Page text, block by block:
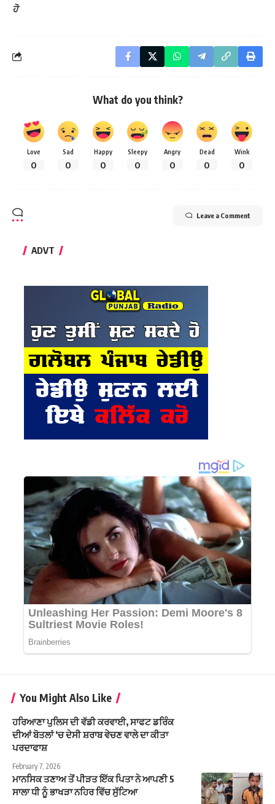
ਹੋ
What do you think?
Love
0
Sad
0
Happy
0
Sleepy
0
Angry
0
Dead
0
Wink
0
Leave a Comment
ADVT
You Might Also Like
ਹਰਿਆਣਾ ਪੁਲਿਸ ਦੀ ਵੱਡੀ ਕਰਵਾਈ, ਸਾਫਟ ਡਰਿੰਕ
ਦੀਆਂ ਬੋਤਲਾਂ ‘ਚ ਦੇਸੀ ਸ਼ਰਾਬ ਵੇਚਣ ਵਾਲੇ ਦਾ ਕੀਤਾ
ਪਰਦਾਫਾਸ਼
February 7, 2026
ਮਾਨਸਿਕ ਤਣਾਅ ਤੋਂ ਪੀੜਤ ਇੱਕ ਪਿਤਾ ਨੇ ਆਪਣੀ 5
ਸਾਲਾ ਧੀ ਨੂੰ ਭਾਖੜਾ ਨਹਿਰ ਵਿੱਚ ਸੁੱਟਿਆ